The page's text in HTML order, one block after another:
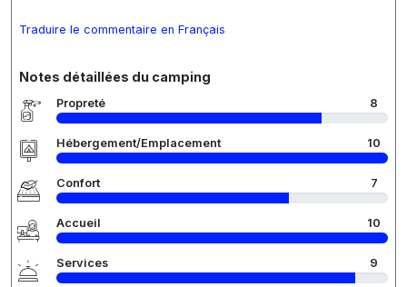
Traduire le commentaire en Français
Notes détaillées du camping
Propreté 8
Hébergement/Emplacement 10
Confort 7
Accueil 10
Services 9